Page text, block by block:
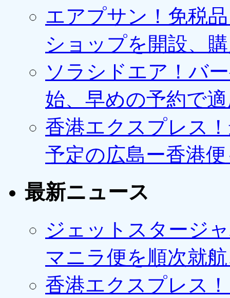
エアプサン！免税
ショップを開設、
ソラシドエア！バ
始、早めの予約で
香港エクスプレス
予定の広島ー香港
最新ニュース
ジェットスタージ
マニラ便を順次就
香港エクスプレス